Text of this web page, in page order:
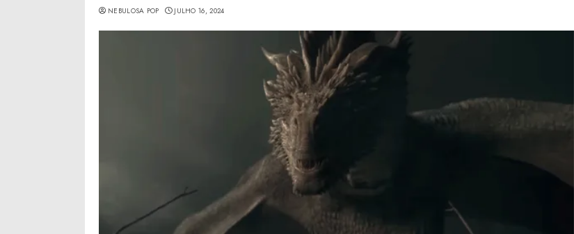
NEBULOSA POP JULHO 16, 2024